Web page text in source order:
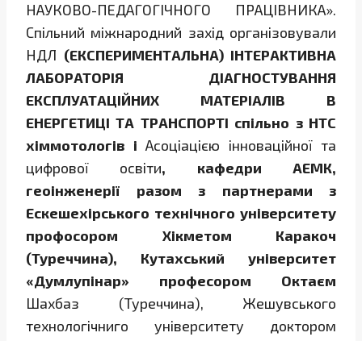
НАУКОВО-ПЕДАГОГІЧНОГО ПРАЦІВНИКА».
Спільний міжнародний захід організовували
НДЛ (ЕКСПЕРИМЕНТАЛЬНА) ІНТЕРАКТИВНА
ЛАБОРАТОРІЯ ДІАГНОСТУВАННЯ
ЕКСПЛУАТАЦІЙНИХ МАТЕРІАЛІВ В
ЕНЕРГЕТИЦІТА ТРАНСПОРТІ спільно з НТС
хіммотологів і Асоціацією інноваційної та
цифрової освіти, кафедри АЕМК,
геоінженерії разом з партнерами з
Ескешехірського технічного університету
профосором Хікметом Каракоч
(Туреччина), Кутахський університет
«Думлупінар» професором Октаєм
Шахбаз (Туреччина), Жешувського
технологічниго університету доктором